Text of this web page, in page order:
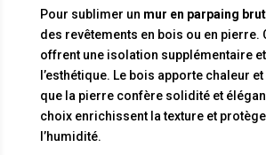
Pour sublimer un mur en parpaing brut
des revêtements en bois ou en pierre.
offrent une isolation supplémentaire
l’esthétique. Le bois apporte chaleur
que la pierre confère solidité et
choix enrichissent la texture et
l’humidité.